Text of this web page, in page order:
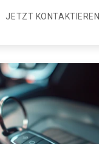
JETZT KONTAKTIEREN